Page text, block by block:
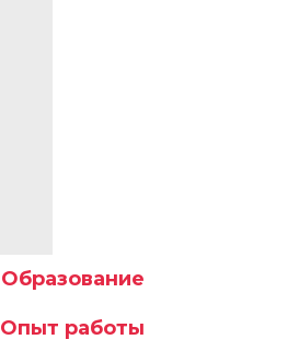
Образование
Опыт работы